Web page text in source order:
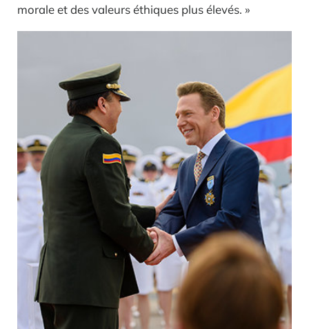
morale et des valeurs éthiques plus élevés. »